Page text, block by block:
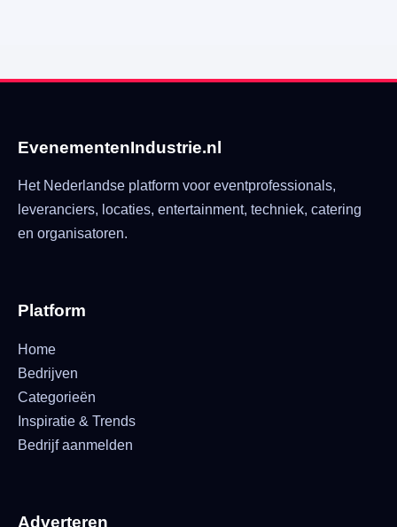
EvenementenIndustrie.nl
Het Nederlandse platform voor eventprofessionals,
leveranciers, locaties, entertainment, techniek, catering
en organisatoren.
Platform
Home
Bedrijven
Categorieën
Inspiratie & Trends
Bedrijf aanmelden
Adverteren